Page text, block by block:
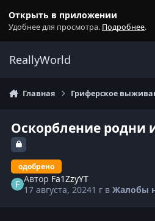
Открыть в приложении
Удобнее для просмотра. Подробнее.
ReallyWorld
Главная Гриферское
Оскорбление родни
одобрено
Автор Fa1ZzyYT
17 августа, 20241 г вЖалобы